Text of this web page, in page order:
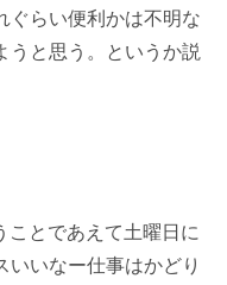
ぐらい便利かは不明な
うと思う。というか説
とであえて土曜日に
いいなー仕事はかどり